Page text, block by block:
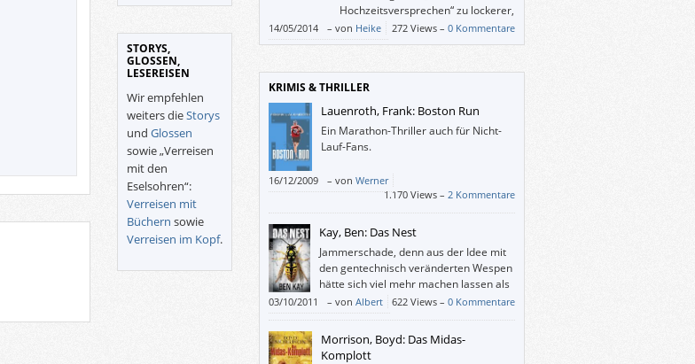
STORYS,
GLOSSEN,
LESEREISEN
Wir empfehlen
weiters dieStorys
und Glossen
sowie „Verreisen
mit den
Eselsohren“:
Verreisen mit
Büchern sowie
Verreisen im Kopf.
Hochzeitsversprechen“ zu lockerer,
leichter und temporeicher
Frauenliteratur à la Sophie Kinsella, die mancher
unrealistisch erscheint. Heike hingegen hat der
Roman wieder super unterhalten und bringt
Schwung und Stoff zum Träumen in den Alltag.
Dass viele Episoden fernab jeder Logik,
Machbarkeit und Realität spielen, gehört für sie
zu dieser Art von Literatur fast schon dazu und
hat ihr unterhaltsame und vergnügliche
Lesestunden beschert.
14/05/2014 – von Heike 272 Views – 0 Kommentare
KRIMIS & THRILLER
Lauenroth, Frank: Boston Run
Ein Marathon-Thriller auch für Nicht-
Lauf-Fans.
16/12/2009 – von Werner
1.170 Views – 2 Kommentare
Kay, Ben: Das Nest
Jammerschade, denn aus der Idee mit
den gentechnisch veränderten Wespen
hätte sich viel mehr machen lassen als
die maßlos übertriebenen
Supermonster, die einen an die Ungeheuer aus
Harry Potter erinnern.
03/10/2011 – von Albert 622 Views – 0 Kommentare
Morrison, Boyd: Das Midas-
Komplott